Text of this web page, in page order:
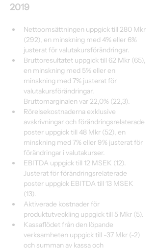
2019
Nettoomsättningen uppgick till 280 Mkr
(292), en minskning med 4% eller 6%
justerat för valutakursförändringar.
Bruttoresultatet uppgick till 62 Mkr (65),
en minskning med 5% eller en
minskning med 7% justerat för
valutakursförändringar.
Bruttomarginalen var 22,0% (22,3).
Rörelsekostnaderna exklusive
avskrivningar och förändringsrelaterade
poster uppgick till 48 Mkr (52), en
minskning med 7% eller 9% justerat för
förändringar i valutakurser.
EBITDA uppgick till 12 MSEK (12).
Justerat för förändringsrelaterade
poster uppgick EBITDA till 13 MSEK
(13).
Aktiverade kostnader för
produktutveckling uppgick till 5 Mkr (5).
Kassaflödet från den löpande
verksamheten uppgick till -37 Mkr (-2)
och summan av kassa och